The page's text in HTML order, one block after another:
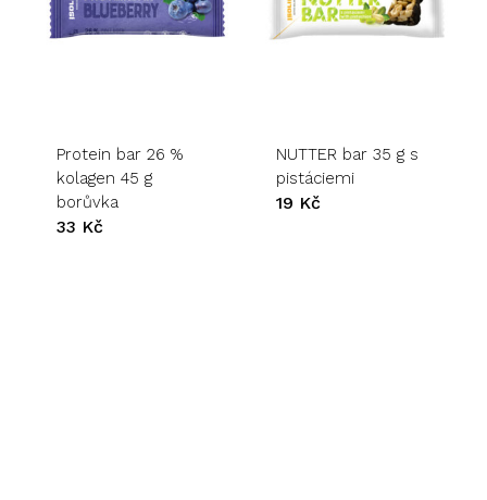
Protein bar 26 %
kolagen 45 g
borůvka
33 Kč
NUTTER bar 35 g s
pistáciemi
19 Kč